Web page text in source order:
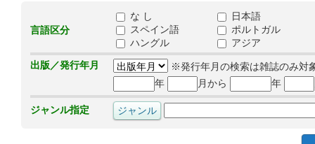
言語区分
な し
日本語
スペイン語
ポルトガル
ハングル
アジア
出版／発行年月
※発行年月の検索は雑誌のみ対
年
月から 年
ジャンル指定